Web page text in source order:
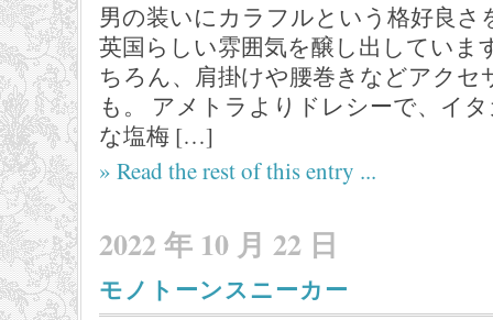
男の装いにカラフルという格好良さ
英国らしい雰囲気を醸し出していま
ちろん、肩掛けや腰巻きなどアクセ
も。 アメトラよりドレシーで、イ
な塩梅 […]
» Read the rest of this entry ...
2022 年 10 月 22 日
モノトーンスニーカー